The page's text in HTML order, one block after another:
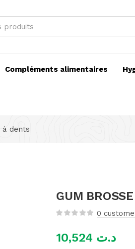
Compléments alimentaires
à dents
GUM
0
د.ت